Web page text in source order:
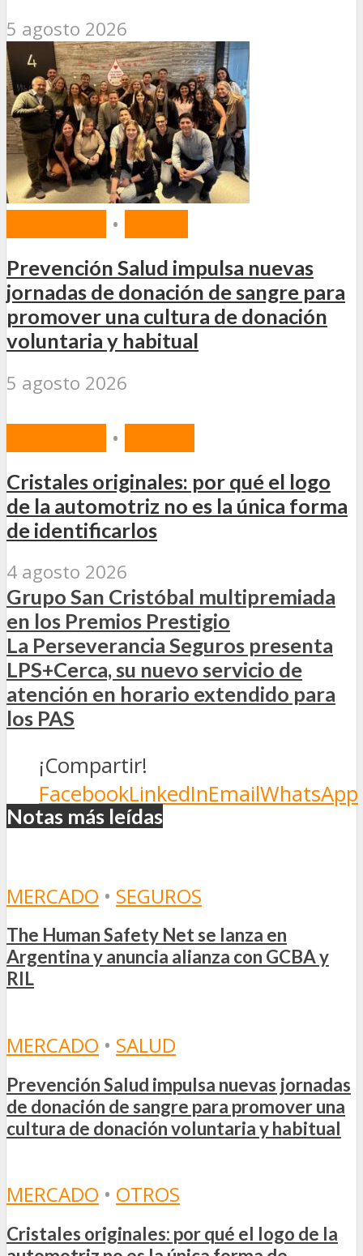
5 agosto 2026
•
Prevención Salud impulsa nuevas
jornadas de donación de sangre para
promover una cultura de donación
voluntaria y habitual
5 agosto 2026
•
Cristales originales: por qué el logo
de la automotriz no es la única forma
de identificarlos
4 agosto 2026
Grupo San Cristóbal multipremiada
en los Premios Prestigio
La Perseverancia Seguros presenta
LPS+Cerca, su nuevo servicio de
atención en horario extendido para
los PAS
¡Compartir!
FacebookLinkedInEmailWhatsApp
Notas más leídas
MERCADO • SEGUROS
The Human Safety Net se lanza en
Argentina y anuncia alianza con GCBA y
RIL
MERCADO • SALUD
Prevención Salud impulsa nuevas jornadas
de donación de sangre para promover una
cultura de donación voluntaria y habitual
MERCADO • OTROS
Cristales originales: por qué el logo de la